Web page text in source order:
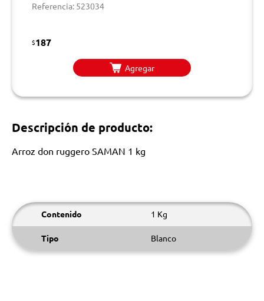
Referencia: 523034
$187
Agregar
Descripción de producto:
Arroz don ruggero SAMAN 1 kg
Contenido 1 Kg
Tipo Blanco